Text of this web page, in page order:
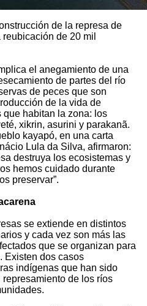
de la represa de
de 20 mil
el anegamiento de una
de partes del río
de peces que son
de la vida de
habitan la zona: los
xikrin, asurini y parakanã.
kayapó, en una carta
Lula da Silva, afirmaron:
destruya los ecosistemas y
hemos cuidado durante
preservar”.
se extiende en distintos
y cada vez son más las
que se organizan para
Existen dos casos
indígenas que han sido
de los ríos